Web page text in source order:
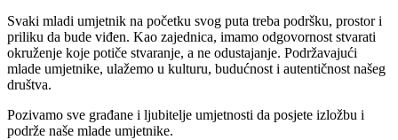
Svaki mladi umjetnik na početku svog puta treba podršku, prostor i
priliku da bude viđen. Kao zajednica, imamo odgovornost stvarati
okruženje koje potiče stvaranje, a ne odustajanje. Podržavajući
mlade umjetnike, ulažemo u kulturu, budućnost i autentičnost našeg
društva.
Pozivamo sve građane i ljubitelje umjetnosti da posjete izložbu i
podrže naše mlade umjetnike.